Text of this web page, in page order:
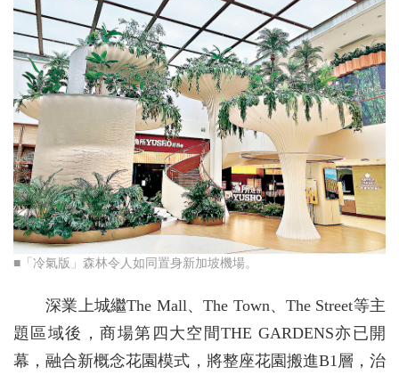
■「冷氣版」森林令人如同置身新加坡機場。
深業上城繼The Mall、The Town、The Street等主
題區域後，商場第四大空間THE GARDENS亦已開
幕，融合新概念花園模式，將整座花園搬進B1層，治